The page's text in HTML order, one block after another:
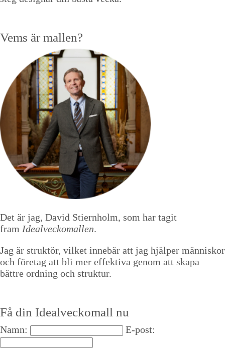
Vems är mallen?
Det är jag, David Stiernholm, som har tagit
fram Idealveckomallen.
Jag är struktör, vilket innebär att jag hjälper människor
och företag att bli mer effektiva genom att skapa
bättre ordning och struktur.
Få din Idealveckomall nu
Namn: E-post: